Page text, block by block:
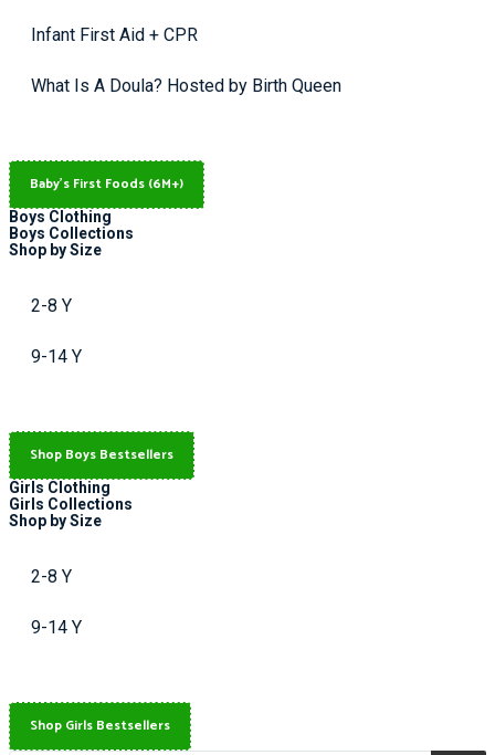
Infant First Aid + CPR
What Is A Doula? Hosted by Birth Queen
Baby's First Foods (6M+)
Boys Clothing
Boys Collections
Shop by Size
2-8 Y
9-14 Y
Shop Boys Bestsellers
Girls Clothing
Girls Collections
Shop by Size
2-8 Y
9-14 Y
Shop Girls Bestsellers